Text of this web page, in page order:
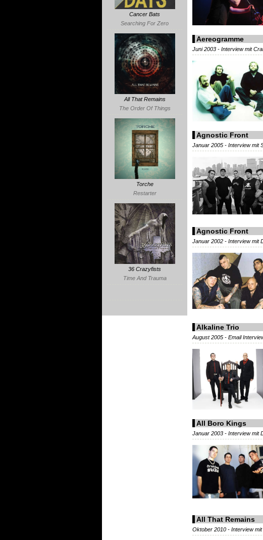
Cancer Bats
Searching For Zero
All That Remains
The Order Of Things
Torche
Restarter
36 Crazyfists
Time And Trauma
Aereogramme
Juni 2003 - Interview mit
Agnostic Front
Januar 2005 - Interview mit
Agnostic Front
Januar 2002 - Interview mit
Alkaline Trio
August 2005 - Email
All Boro Kings
Januar 2003 - Interview mit
All That Remains
Oktober 2010 - Interview